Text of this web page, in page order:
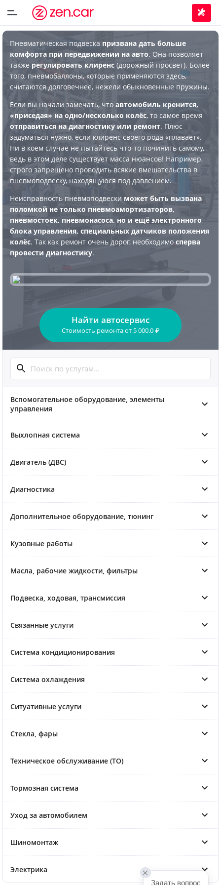
Пневматическая подвеска призвана дать больше
комфорта при передвижении на авто. Она позволяет
также регулировать клиренс (дорожный просвет). Более
того, пневмобаллоны, которые применяются здесь,
считаются долговечнее, нежели обыкновенные пружины.
Если вы начали замечать, что автомобиль кренится,
«приседая» на одно/несколько колёс, то самое время
отправиться на диагностику или ремонт. Плюс
задуматься нужно, если клиренс своего рода «плавает».
Ни в коем случае не пытайтесь что-то починить самому,
ведь в этом деле существует масса нюансов! Например,
строго запрещено проводить всякие вмешательства в
пневмоподвеску, находящуюся под давлением.
Неисправность пневмоподвески может быть вызвана
поломкой не только пневмоамортизаторов,
пневмостоек, пневмонасоса, но и ещё электронного
блока управления, специальных датчиков положения
колёс. Так как ремонт очень дорог, необходимо сперва
провести диагностику.
Найти автосервис
Стоимость ремонтаот 5 000.0 ₽
Вспомогательное оборудование, элементы
управления
Выхлопная система
Двигатель (ДВС)
Диагностика
Дополнительное оборудование, тюнинг
Кузовные работы
Масла, рабочие жидкости, фильтры
Подвеска, ходовая, трансмиссия
Связанные услуги
Система кондиционирования
Система охлаждения
Ситуативные услуги
Стекла, фары
Техническое обслуживание (ТО)
Тормозная система
Уход за автомобилем
Шиномонтаж
Электрика
Задать вопрос